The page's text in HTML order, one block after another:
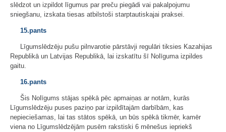
slēdzot un izpildot līgumus par preču piegādi vai pakalpojumu
sniegšanu, izskata tiesas atbilstoši starptautiskajai praksei.
15.pants
Līgumslēdzēju pušu pilnvarotie pārstāvji regulāri tiksies Kazahijas
Republikā un Latvijas Republikā, lai izskatītu šī Nolīguma izpildes
gaitu.
16.pants
Šis Nolīgums stājas spēkā pēc apmaiņas ar notām, kurās
Līgumslēdzēju puses paziņo par izpildītajām darbībām, kas
nepieciešamas, lai tas stātos spēkā, un būs spēkā tikmēr, kamēr
viena no Līgumslēdzējām pusēm rakstiski 6 mēnešus iepriekš